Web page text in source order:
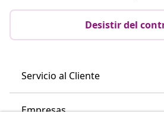
Desistir del
Servicio al Cliente
Empresas